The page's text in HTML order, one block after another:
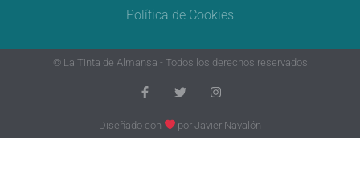
Política de Cookies
© La Tinta de Almansa - Todos los derechos reservados
Diseñado con porJavier Navalón